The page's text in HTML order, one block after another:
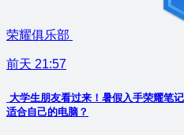
荣耀俱乐部
前天 21:57
大学生朋友看过来！暑假入手荣耀笔
适合自己的电脑？